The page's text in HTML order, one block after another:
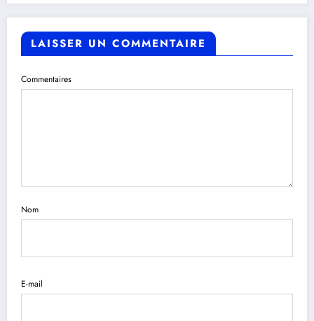
LAISSER UN COMMENTAIRE
Commentaires
Nom
E-mail